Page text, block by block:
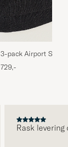
3-pack Airport
Melange
729,-
Rask